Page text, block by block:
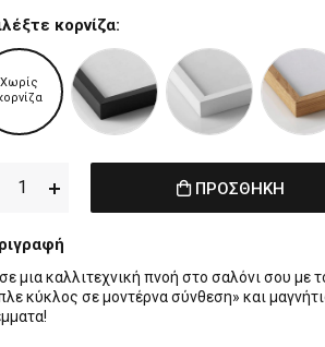
κορνίζα:
Χωρίς
ΠΡΟΣΘΗΚΗ
μια καλλιτεχνική πνοή στο σαλόνι σου με
κύκλος σε μοντέρνα σύνθεση» και